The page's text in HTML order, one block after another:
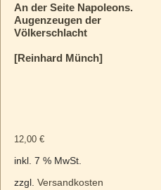
An der Seite Napoleons.
Augenzeugen der
Völkerschlacht
[Reinhard Münch]
12,00 €
inkl. 7 % MwSt.
zzgl. Versandkosten